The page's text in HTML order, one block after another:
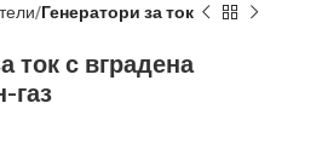
Генератори за ток
ток с вградена
газ